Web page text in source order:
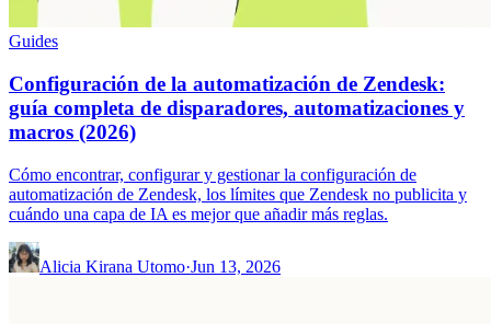
Guides
Configuración de la automatización de Zendesk:
guía completa de disparadores, automatizaciones y
macros (2026)
Cómo encontrar, configurar y gestionar la configuración de
automatización de Zendesk, los límites que Zendesk no publicita y
cuándo una capa de IA es mejor que añadir más reglas.
Alicia Kirana Utomo·Jun 13, 2026